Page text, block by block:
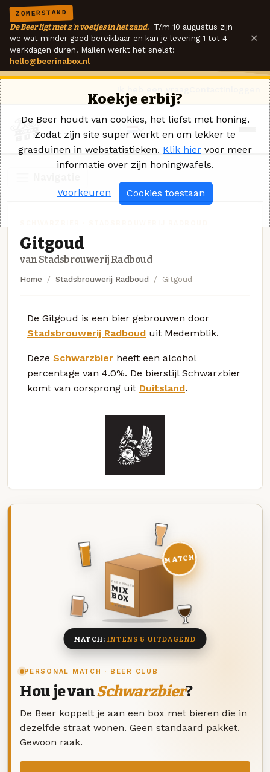
ZOMERSTAND
De Beer ligt met z'n voetjes in het zand. T/m 10 augustus zijn
we wat minder goed bereikbaar en kan je levering 1 tot 4
werkdagen duren. Mailen werkt het snelst:
hello@beerinabox.nl
×
Gitgoud
van Stadsbrouwerij Radboud
Home Stadsbrouwerij Radboud Gitgoud
De Gitgoud is een bier gebrouwen door
Stadsbrouwerij Radboud uit Medemblik.
Deze Schwarzbier heeft een alcohol
percentage van 4.0%. De bierstijl Schwarzbier
komt van oorsprong uit Duitsland.
PERSONAL MATCH · BEER CLUB
Hou je vanSchwarzbier?
De Beer koppelt je aan een box met bieren die in
dezelfde straat wonen. Geen standaard pakket.
Gewoon raak.
DEZE MAAND
MIX
BOX
8 BIEREN
MATCH
MATCH:INTENS & UITDAGEND
Koekje erbij?
De Beer houdt van cookies, het liefst met honing.
Zodat zijn site super werkt en om lekker te
grasduinen in webstatistieken. Klik hier voor meer
informatie over zijn honingwafels.
Voorkeuren Cookies toestaan